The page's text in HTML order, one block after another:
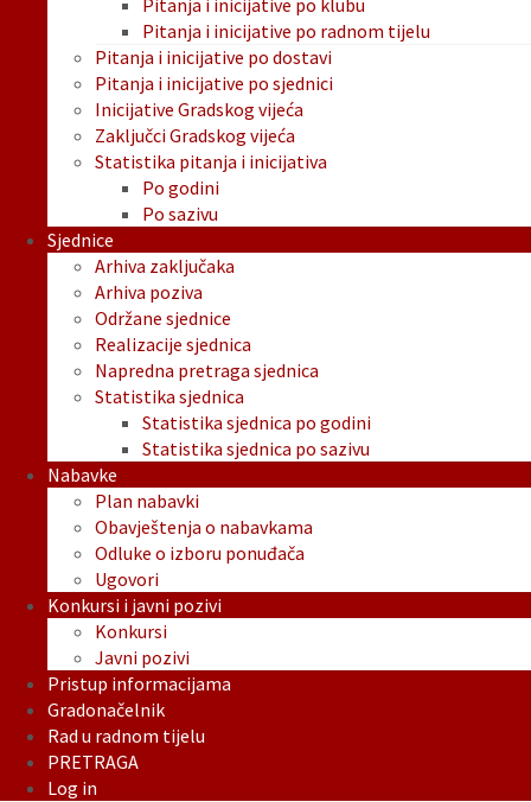
Pitanja i inicijative po klubu
Pitanja i inicijative po radnom tijelu
Pitanja i inicijative po dostavi
Pitanja i inicijative po sjednici
Inicijative Gradskog vijeća
Zaključci Gradskog vijeća
Statistika pitanja i inicijativa
Po godini
Po sazivu
Sjednice
Arhiva zaključaka
Arhiva poziva
Održane sjednice
Realizacije sjednica
Napredna pretraga sjednica
Statistika sjednica
Statistika sjednica po godini
Statistika sjednica po sazivu
Nabavke
Plan nabavki
Obavještenja o nabavkama
Odluke o izboru ponuđača
Ugovori
Konkursi i javni pozivi
Konkursi
Javni pozivi
Pristup informacijama
Gradonačelnik
Rad u radnom tijelu
PRETRAGA
Log in